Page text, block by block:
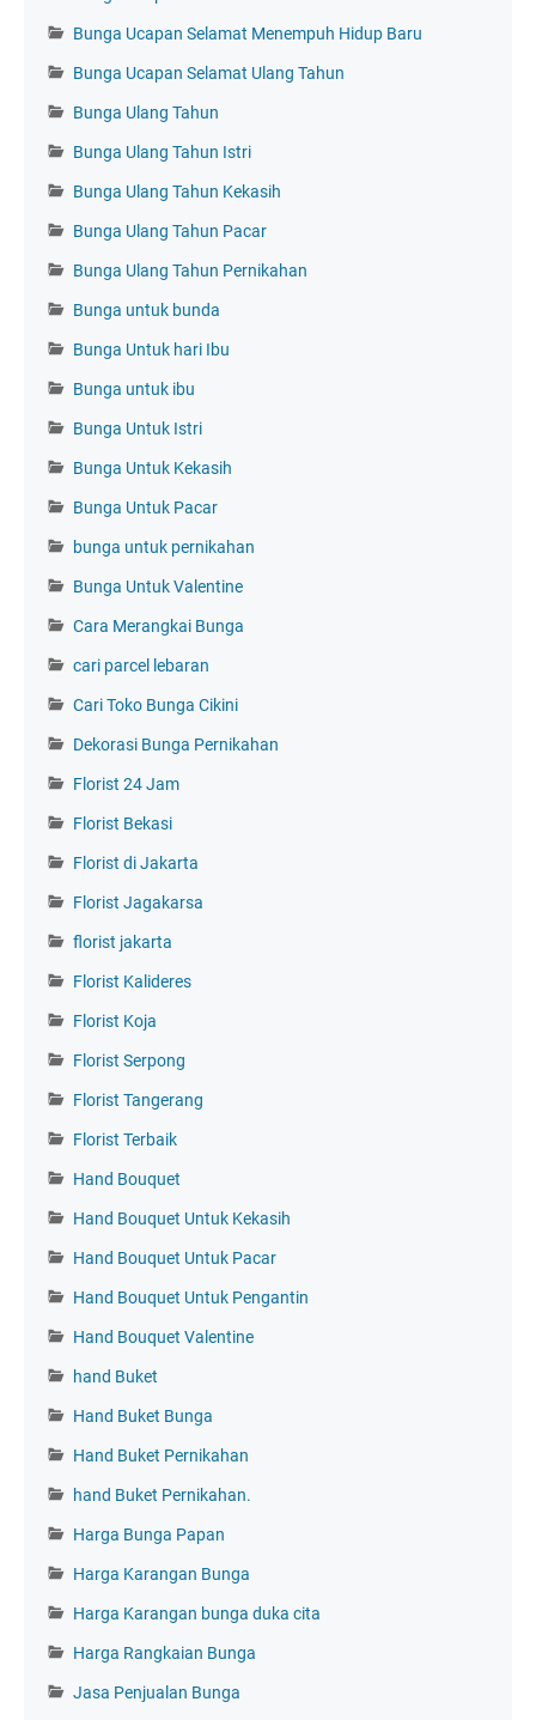
Bunga Ucapan Selamat Menempuh Hidup Baru
Bunga Ucapan Selamat Ulang Tahun
Bunga Ulang Tahun
Bunga Ulang Tahun Istri
Bunga Ulang Tahun Kekasih
Bunga Ulang Tahun Pacar
Bunga Ulang Tahun Pernikahan
Bunga untuk bunda
Bunga Untuk hari Ibu
Bunga untuk ibu
Bunga Untuk Istri
Bunga Untuk Kekasih
Bunga Untuk Pacar
bunga untuk pernikahan
Bunga Untuk Valentine
Cara Merangkai Bunga
cari parcel lebaran
Cari Toko Bunga Cikini
Dekorasi Bunga Pernikahan
Florist 24 Jam
Florist Bekasi
Florist di Jakarta
Florist Jagakarsa
florist jakarta
Florist Kalideres
Florist Koja
Florist Serpong
Florist Tangerang
Florist Terbaik
Hand Bouquet
Hand Bouquet Untuk Kekasih
Hand Bouquet Untuk Pacar
Hand Bouquet Untuk Pengantin
Hand Bouquet Valentine
hand Buket
Hand Buket Bunga
Hand Buket Pernikahan
hand Buket Pernikahan.
Harga Bunga Papan
Harga Karangan Bunga
Harga Karangan bunga duka cita
Harga Rangkaian Bunga
Jasa Penjualan Bunga